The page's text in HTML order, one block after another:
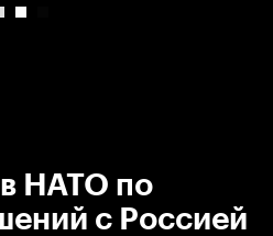
в НАТО по
с Россией